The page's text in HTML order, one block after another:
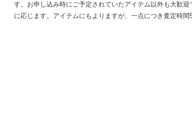
す。お申し込み時にご予定されていたアイテム以外も大歓
に応じます。アイテムにもよりますが、一点につき査定時間